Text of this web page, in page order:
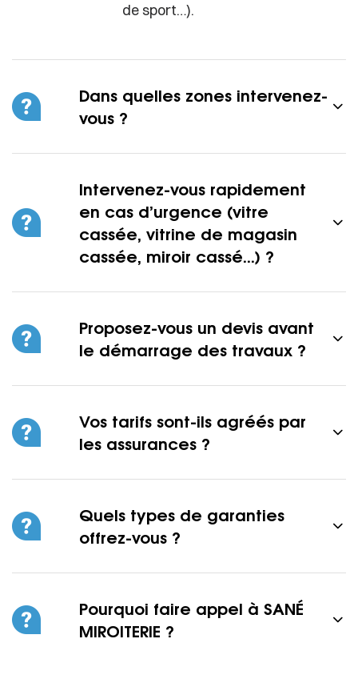
de sport…).
Dans quelles zones intervenez-
vous ?
Intervenez-vous rapidement
en cas d’urgence (vitre
cassée, vitrine de magasin
cassée, miroir cassé...) ?
Proposez-vous un devis avant
le démarrage des travaux ?
Vos tarifs sont-ils agréés par
les assurances ?
Quels types de garanties
offrez-vous ?
Pourquoi faire appel à SANÉ
MIROITERIE ?